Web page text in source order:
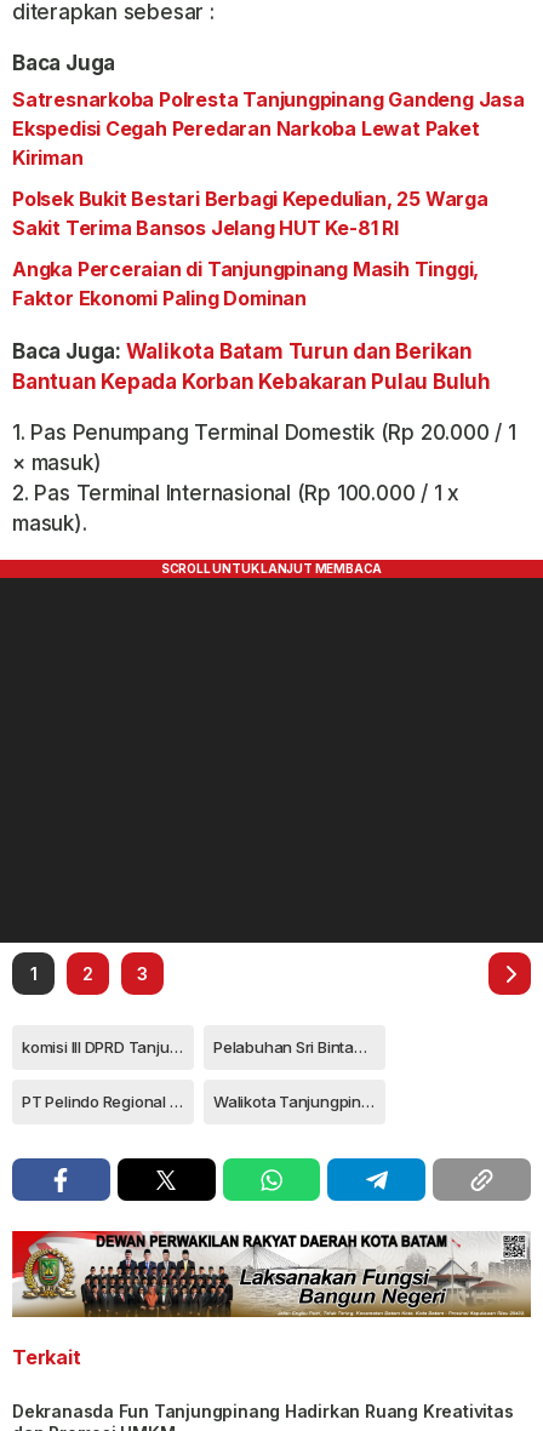
diterapkan sebesar :
Baca Juga
Satresnarkoba Polresta Tanjungpinang Gandeng Jasa
Ekspedisi Cegah Peredaran Narkoba Lewat Paket
Kiriman
Polsek Bukit Bestari Berbagi Kepedulian, 25 Warga
Sakit Terima Bansos Jelang HUT Ke-81 RI
Angka Perceraian di Tanjungpinang Masih Tinggi,
Faktor Ekonomi Paling Dominan
Baca Juga: Walikota Batam Turun dan Berikan
Bantuan Kepada Korban Kebakaran Pulau Buluh
1. Pas Penumpang Terminal Domestik (Rp 20.000 / 1
× masuk)
2. Pas Terminal Internasional (Rp 100.000 / 1 x
masuk).
1 2 3
komisi III DPRD Tanjungpinang Pelabuhan Sri Bintan Pura
PT Pelindo Regional 1 cabang Tanjungpinang Walikota Tanjungpinang Hj Rahma
Terkait
Dekranasda Fun Tanjungpinang Hadirkan Ruang Kreativitas